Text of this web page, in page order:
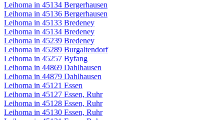
Leihoma in 45134 Bergerhausen
Leihoma in 45136 Bergerhausen
Leihoma in 45133 Bredeney
Leihoma in 45134 Bredeney
Leihoma in 45239 Bredeney
Leihoma in 45289 Burgaltendorf
Leihoma in 45257 Byfang
Leihoma in 44869 Dahlhausen
Leihoma in 44879 Dahlhausen
Leihoma in 45121 Essen
Leihoma in 45127 Essen, Ruhr
Leihoma in 45128 Essen, Ruhr
Leihoma in 45130 Essen, Ruhr